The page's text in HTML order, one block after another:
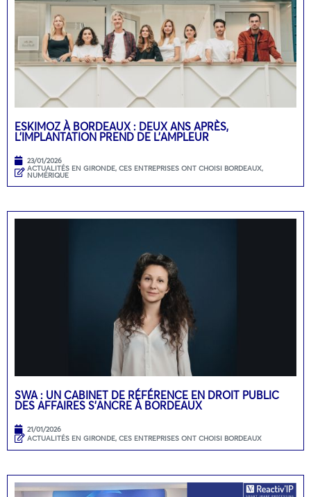
ESKIMOZ À BORDEAUX : DEUX ANS APRÈS,
L’IMPLANTATION PREND DE L’AMPLEUR
23/01/2026
ACTUALITÉS EN GIRONDE, CES ENTREPRISES ONT CHOISI BORDEAUX,
NUMÉRIQUE
SWA : UN CABINET DE RÉFÉRENCE EN DROIT PUBLIC
DES AFFAIRES S’ANCRE À BORDEAUX
21/01/2026
ACTUALITÉS EN GIRONDE, CES ENTREPRISES ONT CHOISI BORDEAUX